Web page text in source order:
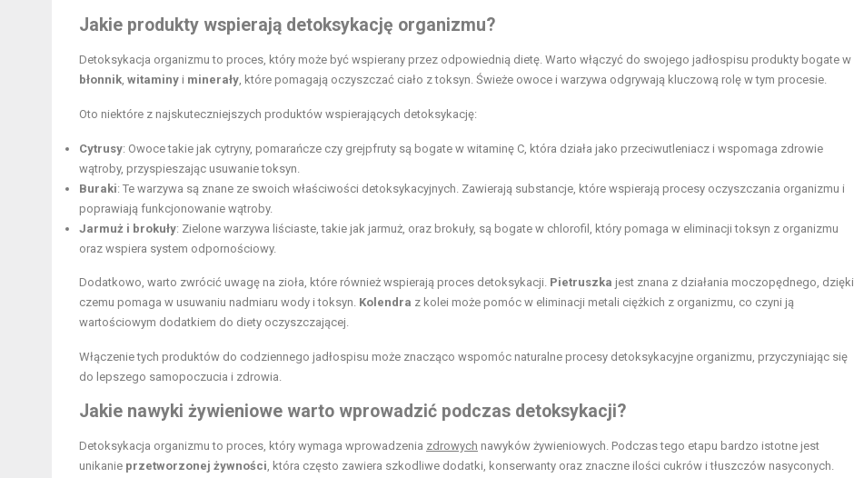
Jakie produkty wspierają detoksykację organizmu?
Detoksykacja organizmu to proces, który może być wspierany przez odpowiednią dietę. Warto włączyć do swojego jadłospisu produkty bogate w
błonnik, witaminy i minerały, które pomagają oczyszczać ciało z toksyn. Świeże owoce i warzywa odgrywają kluczową rolę w tym procesie.
Oto niektóre z najskuteczniejszych produktów wspierających detoksykację:
Cytrusy: Owoce takie jak cytryny, pomarańcze czy grejpfruty są bogate w witaminę C, która działa jako przeciwutleniacz i wspomaga zdrowie
wątroby, przyspieszając usuwanie toksyn.
Buraki: Te warzywa są znane ze swoich właściwości detoksykacyjnych. Zawierają substancje, które wspierają procesy oczyszczania organizmu i
poprawiają funkcjonowanie wątroby.
Jarmuż i brokuły: Zielone warzywa liściaste, takie jak jarmuż, oraz brokuły, są bogate w chlorofil, który pomaga w eliminacji toksyn z organizmu
oraz wspiera system odpornościowy.
Dodatkowo, warto zwrócić uwagę na zioła, które również wspierają proces detoksykacji. Pietruszka jest znana z działania moczopędnego, dzięki
czemu pomaga w usuwaniu nadmiaru wody i toksyn. Kolendra z kolei może pomóc w eliminacji metali ciężkich z organizmu, co czyni ją
wartościowym dodatkiem do diety oczyszczającej.
Włączenie tych produktów do codziennego jadłospisu może znacząco wspomóc naturalne procesy detoksykacyjne organizmu, przyczyniając się
do lepszego samopoczucia i zdrowia.
Jakie nawyki żywieniowe warto wprowadzić podczas detoksykacji?
Detoksykacja organizmu to proces, który wymaga wprowadzenia zdrowych nawyków żywieniowych. Podczas tego etapu bardzo istotne jest
unikanie przetworzonej żywności, która często zawiera szkodliwe dodatki, konserwanty oraz znaczne ilości cukrów i tłuszczów nasyconych.